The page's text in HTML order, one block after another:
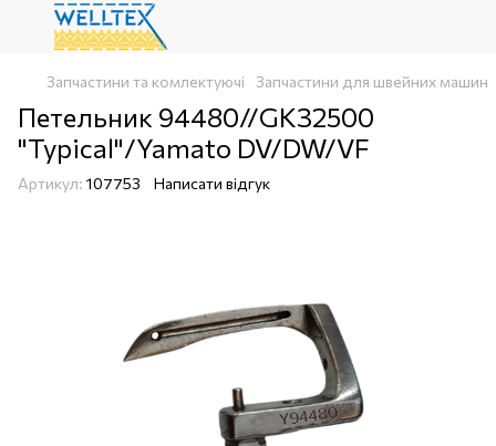
Запчастини та комлектуючі Запчастини для швейних машин
Петельник 94480//GK32500
"Typical"/Yamato DV/DW/VF
Артикул: 107753 Написати відгук